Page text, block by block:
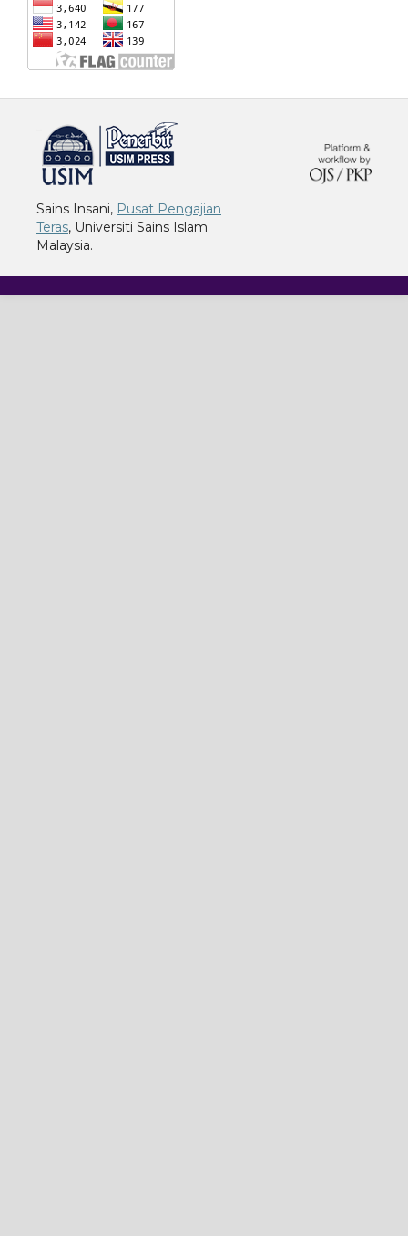
Sains Insani, Pusat Pengajian
Teras, Universiti Sains Islam
Malaysia.